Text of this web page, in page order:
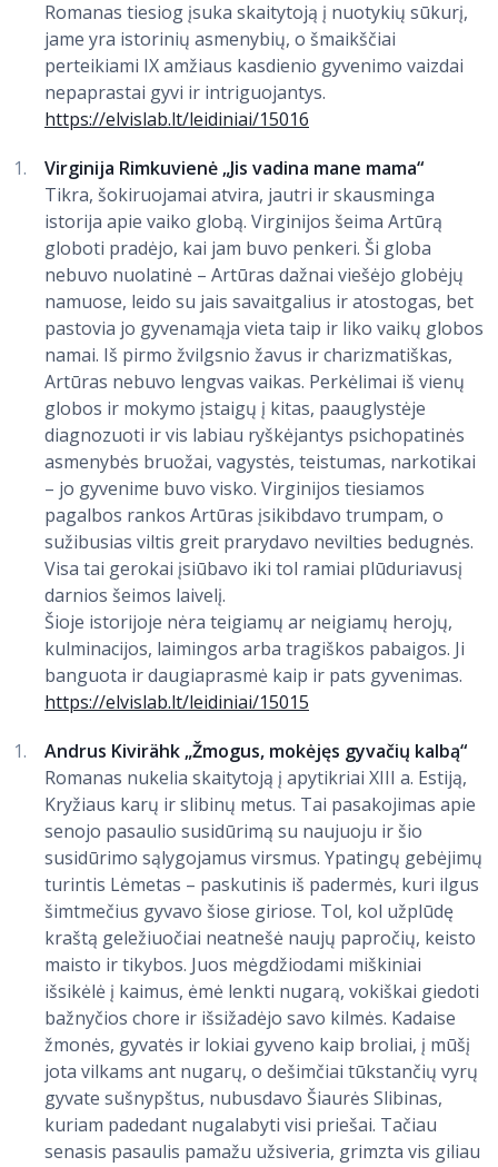
Romanas tiesiog įsuka skaitytoją į nuotykių sūkurį,
jame yra istorinių asmenybių, o šmaikščiai
perteikiami IX amžiaus kasdienio gyvenimo vaizdai
nepaprastai gyvi ir intriguojantys.
https://elvislab.lt/leidiniai/15016
Virginija Rimkuvienė „Jis vadina mane mama“
Tikra, šokiruojamai atvira, jautri ir skausminga
istorija apie vaiko globą. Virginijos šeima Artūrą
globoti pradėjo, kai jam buvo penkeri. Ši globa
nebuvo nuolatinė – Artūras dažnai viešėjo globėjų
namuose, leido su jais savaitgalius ir atostogas, bet
pastovia jo gyvenamąja vieta taip ir liko vaikų globos
namai. Iš pirmo žvilgsnio žavus ir charizmatiškas,
Artūras nebuvo lengvas vaikas. Perkėlimai iš vienų
globos ir mokymo įstaigų į kitas, paauglystėje
diagnozuoti ir vis labiau ryškėjantys psichopatinės
asmenybės bruožai, vagystės, teistumas, narkotikai
– jo gyvenime buvo visko. Virginijos tiesiamos
pagalbos rankos Artūras įsikibdavo trumpam, o
sužibusias viltis greit prarydavo nevilties bedugnės.
Visa tai gerokai įsiūbavo iki tol ramiai plūduriavusį
darnios šeimos laivelį.
Šioje istorijoje nėra teigiamų ar neigiamų herojų,
kulminacijos, laimingos arba tragiškos pabaigos. Ji
banguota ir daugiaprasmė kaip ir pats gyvenimas.
https://elvislab.lt/leidiniai/15015
Andrus Kivirähk „Žmogus, mokėjęs gyvačių kalbą“
Romanas nukelia skaitytoją į apytikriai XIII a. Estiją,
Kryžiaus karų ir slibinų metus. Tai pasakojimas apie
senojo pasaulio susidūrimą su naujuoju ir šio
susidūrimo sąlygojamus virsmus. Ypatingų gebėjimų
turintis Lėmetas – paskutinis iš padermės, kuri ilgus
šimtmečius gyvavo šiose giriose. Tol, kol užplūdę
kraštą geležiuočiai neatnešė naujų papročių, keisto
maisto ir tikybos. Juos mėgdžiodami miškiniai
išsikėlė į kaimus, ėmė lenkti nugarą, vokiškai giedoti
bažnyčios chore ir išsižadėjo savo kilmės. Kadaise
žmonės, gyvatės ir lokiai gyveno kaip broliai, į mūšį
jota vilkams ant nugarų, o dešimčiai tūkstančių vyrų
gyvate sušnypštus, nubusdavo Šiaurės Slibinas,
kuriam padedant nugalabyti visi priešai. Tačiau
senasis pasaulis pamažu užsiveria, grimzta vis giliau